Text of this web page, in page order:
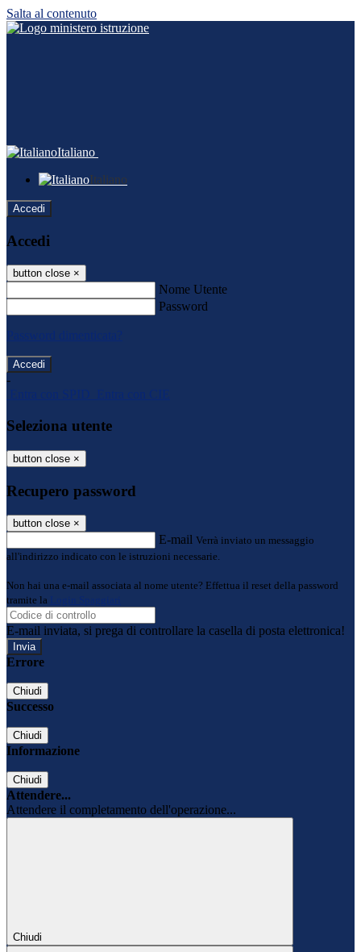
Salta al contenuto
Italiano
Italiano
Accedi
Accedi
button close ×
Nome Utente
Password
Password dimenticata?
-
Entra con SPID
Entra con CIE
Seleziona utente
button close ×
Recupero password
button close ×
E-mail Verrà inviato un messaggio
all'indirizzo indicato con le istruzioni necessarie.
Non hai una e-mail associata al nome utente? Effettua il reset della password
tramite la
Login Spaggiari
E-mail inviata, si prega di controllare la casella di posta elettronica!
Errore
Chiudi
Successo
Chiudi
Informazione
Chiudi
Attendere...
Attendere il completamento dell'operazione...
Chiudi